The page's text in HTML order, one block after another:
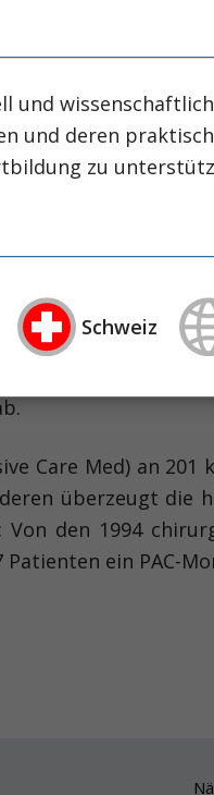
in high-risk surgical
Med.
erhöhte
viele "Rufe"
ist allerdings
Care Med) an
überzeugt
den 1994
ein PAC-
und
und deren
zu
Schweiz